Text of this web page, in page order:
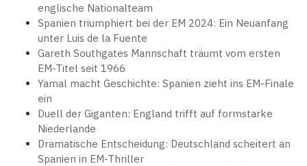
englische Nationalteam
Spanien triumphiert bei der EM 2024: Ein Neuanfang
unter Luis de la Fuente
Gareth Southgates Mannschaft träumt vom ersten
EM-Titel seit 1966
Yamal macht Geschichte: Spanien zieht ins EM-Finale
ein
Duell der Giganten: England trifft auf formstarke
Niederlande
Dramatische Entscheidung: Deutschland scheitert an
Spanien in EM-Thriller